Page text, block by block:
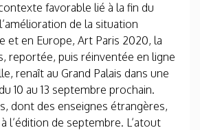
favorable lié à la fin du
de la situation
et en Europe, Art Paris 2020, la
reportée, puis réinventée en ligne
renaît au Grand Palais dans une
10 au 13 septembre prochain.
dont des enseignes étrangères,
l’édition de septembre. L’atout